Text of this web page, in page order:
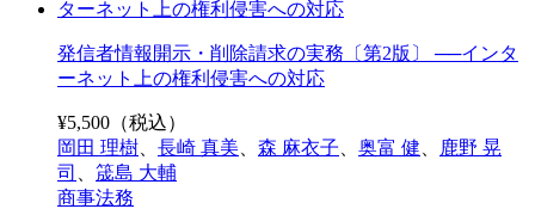
発信者情報開示・削除請求の実務〔第2版〕 ──インタ
ーネット上の権利侵害への対応
¥5,500 （税込）
岡田 理樹
長崎 真美 森 麻衣子 奥富 健
鹿野 晃
司
筬島 大輔
商事法務